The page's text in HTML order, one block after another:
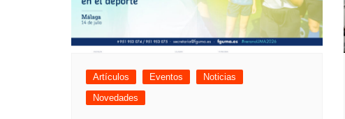
Artículos Eventos
Noticias
Novedades